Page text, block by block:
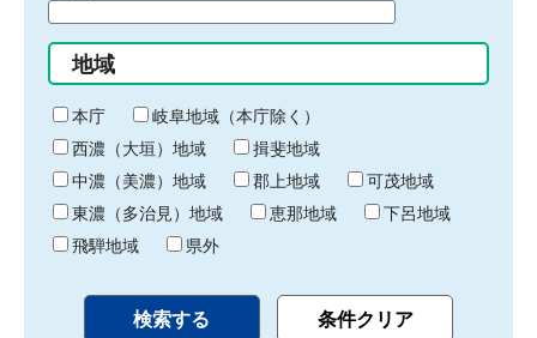
始
り
間
終
わ
り
地域
本庁
岐阜地域（本庁除く）
西濃（大垣）地域
揖斐地域
中濃（美濃）地域
郡上地域
可茂地域
東濃（多治見）地域
恵那地域
下呂地域
飛騨地域
県外